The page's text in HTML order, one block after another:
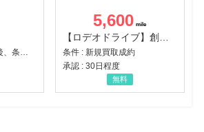
5,600
条件 : 新規買取成約
承認 : 30日程度
無料